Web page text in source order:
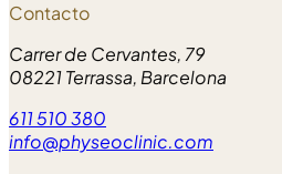
Contacto
Carrer de Cervantes, 79
08221 Terrassa, Barcelona
611 510 380
info@physeoclinic.com